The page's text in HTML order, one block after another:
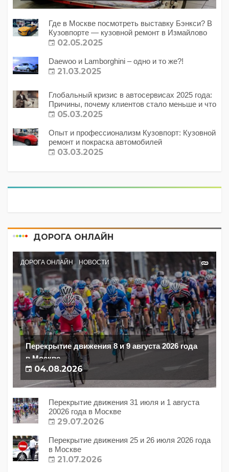
Где в Москве посмотреть выставку Бэнкси? В
Кузовпорте — кузовной ремонт в Измайлово
02.05.2025
Daewoo и Lamborghini – одно и то же?!
21.03.2025
Глобальный кризис в автосервисах 2025 года:
Причины, почему клиентов стало меньше и что
с этим делать?
05.03.2025
Опыт и профессионализм Кузовпорт: Кузовной
ремонт и покраска автомобилей
03.03.2025
ДОРОГА ОНЛАЙН
ДОРОГА ОНЛАЙН НОВОСТИ
Перекрытие движения 8 и 9 августа 2026 года
в Москве
04.08.2026
Перекрытие движения 31 июля и 1 августа
20026 года в Москве
29.07.2026
Перекрытие движения 25 и 26 июля 2026 года
в Москве
21.07.2026